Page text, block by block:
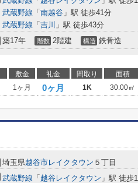
武蔵野線 「 南越谷 」駅 徒歩41分
武蔵野線 「 吉川 」駅 徒歩43分
築17年 階数 2階建 構造 鉄骨造
敷金 礼金 間取り 面積
1ヶ月 0ヶ月 1K 30.00㎡
埼玉県越谷市レイクタウン ５丁目
武蔵野線 「 越谷レイクタウン 」駅 徒歩